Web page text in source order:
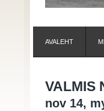
AVALEHT
VALMIS
nov 14,